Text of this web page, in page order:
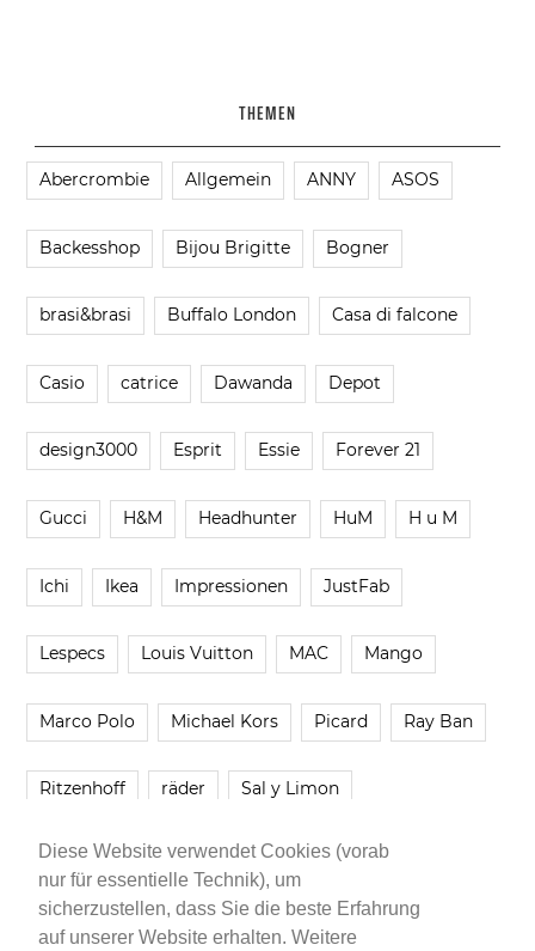
Diese Website verwendet Cookies (vorab
nur für essentielle Technik), um
sicherzustellen, dass Sie die beste Erfahrung
auf unserer Website erhalten. Weitere
THEMEN
Abercrombie Allgemein ANNY ASOS
Backesshop Bijou Brigitte Bogner
brasi&brasi Buffalo London Casa di falcone
Casio catrice Dawanda Depot
design3000 Esprit Essie Forever 21
Gucci H&M Headhunter HuM H u M
Ichi Ikea Impressionen JustFab
Lespecs Louis Vuitton MAC Mango
Marco Polo Michael Kors Picard Ray Ban
Ritzenhoff räder Sal y Limon
Smartbuyglasses smash! Steve Madden
Younique Zara